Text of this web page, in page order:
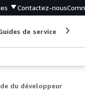
Contactez-nous
de service
du développeur